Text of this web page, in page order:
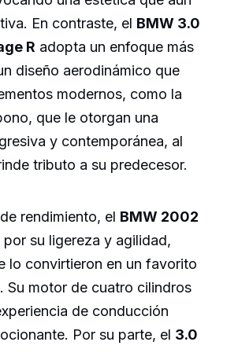
En contraste, el BMW 3.0
R adopta un enfoque más
diseño aerodinámico que
modernos, como la
que le otorgan una
y contemporánea, al
tributo a su predecesor.
rendimiento, el BMW 2002
su ligereza y agilidad,
lo convirtieron en un favorito
Su motor de cuatro cilindros
de conducción
Por su parte, el 3.0